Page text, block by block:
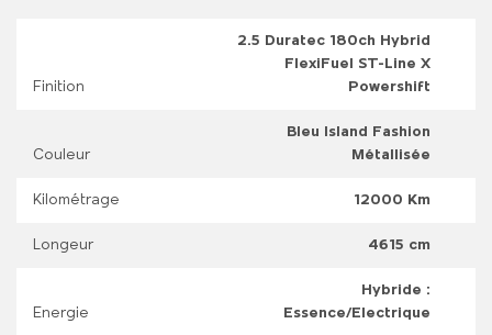
Finition
2.5 Duratec 180ch Hybrid
FlexiFuel ST-Line X
Powershift
Couleur
Bleu Island Fashion
Métallisée
Kilométrage 12000 Km
Longeur 4615 cm
Energie
Hybride :
Essence/Electrique